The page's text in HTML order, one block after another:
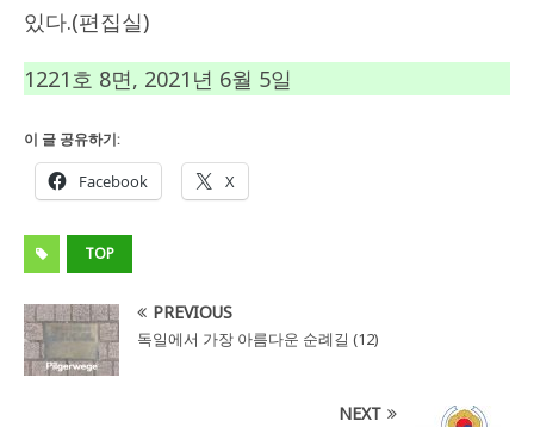
있다.(편집실)
1221호 8면, 2021년 6월 5일
이 글 공유하기:
Facebook X
TOP
PREVIOUS
독일에서 가장 아름다운 순례길 (12)
NEXT